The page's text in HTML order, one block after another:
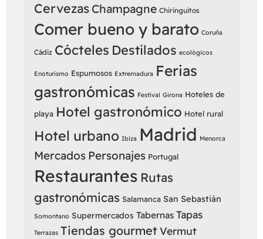
Cervezas Champagne Chiringuitos
Comer bueno y barato Coruña
Cádiz Cócteles Destilados ecológicos
Enoturismo Espumosos Extremadura Ferias
gastronómicas Festival Girona Hoteles de
playa Hotel gastronómico Hotel rural
Hotel urbano Ibiza Madrid Menorca
Mercados Personajes Portugal
Restaurantes Rutas
gastronómicas Salamanca San Sebastián
Somontano Supermercados Tabernas Tapas
Terrazas Tiendas gourmetVermut